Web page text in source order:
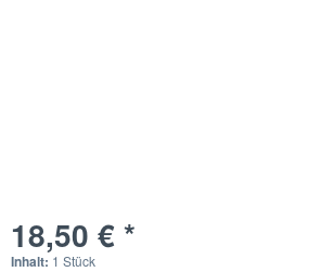
18,50 € *
Inhalt: 1 Stück